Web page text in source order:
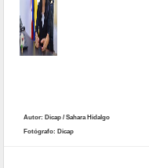
Autor: Dicap / Sahara Hidalgo
Fotógrafo: Dicap